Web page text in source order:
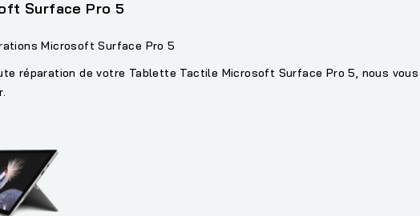
Surface Pro 5
Microsoft Surface Pro 5
réparation de votre Tablette Tactile Microsoft Surface Pro 5, nous